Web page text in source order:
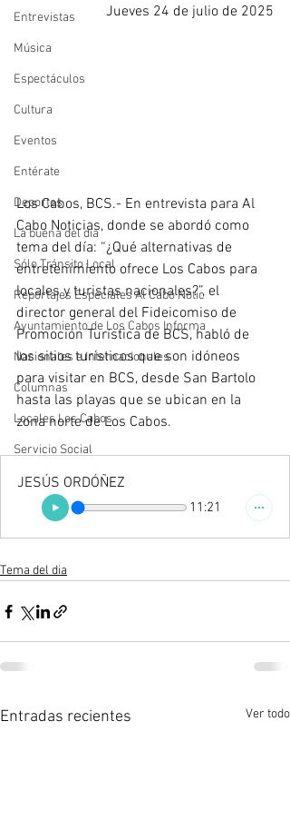
Entrevistas
Música
Espectáculos
Cultura
Eventos
Entérate
Deportes
La buena del día
Sólo Tránsito Local
Reportajes Especiales Al Cabo Notic
Ayuntamiento de Los Cabos Informa
Nacionales e Internacionales
Columnas
Locales Los Cabos
Servicio Social
Jueves 24 de julio de 2025
Los Cabos, BCS.- En entrevista para Al
Cabo Noticias, donde se abordó como
tema del día: “¿Qué alternativas de
entretenimiento ofrece Los Cabos para
locales y turistas nacionales?”, el
director general del Fideicomiso de
Promoción Turística de BCS, habló de
los sitios turísticos que son idóneos
para visitar en BCS, desde San Bartolo
hasta las playas que se ubican en la
zona norte de Los Cabos.
JESÚS ORDÓÑEZ
11:21
Tema del dia
Entradas recientes Ver todo